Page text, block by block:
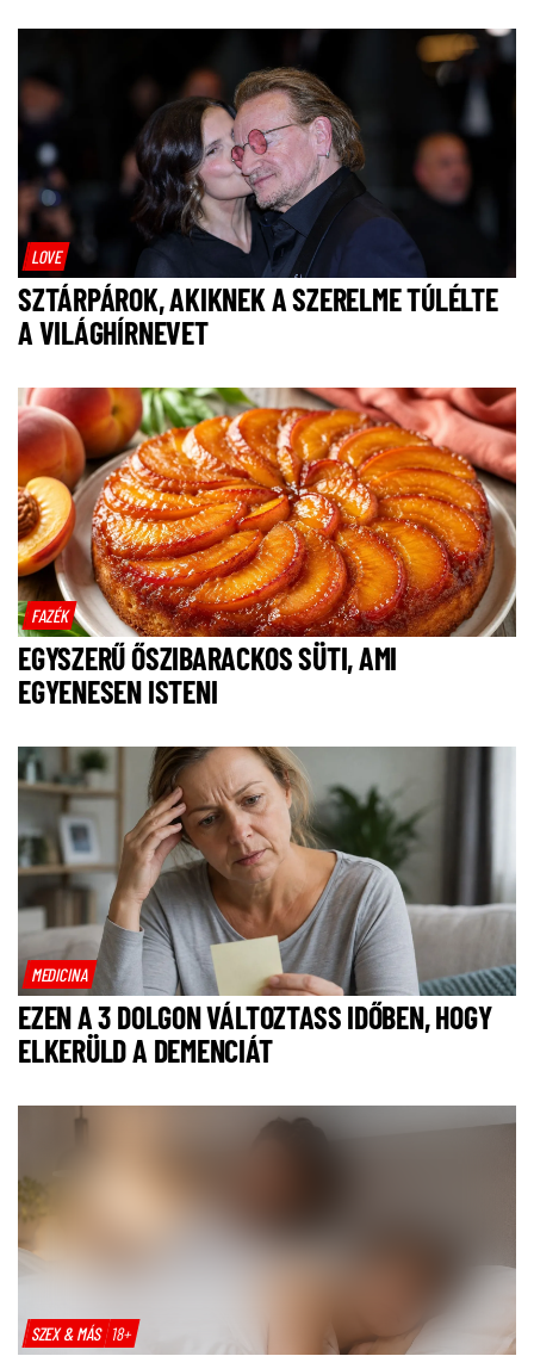
LOVE
SZTÁRPÁROK, AKIKNEK A SZERELME TÚLÉLTE
A VILÁGHÍRNEVET
FAZÉK
EGYSZERŰ ŐSZIBARACKOS SÜTI, AMI
EGYENESEN ISTENI
MEDICINA
EZEN A 3 DOLGON VÁLTOZTASS IDŐBEN, HOGY
ELKERÜLD A DEMENCIÁT
SZEX & MÁS 18+